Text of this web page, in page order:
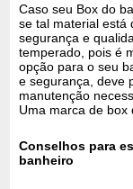
Caso seu Box do
se tal material está
segurança e
temperado, pois é
opção para o seu
e segurança, deve
manutenção
Uma marca de box
Conselhos para
banheiro